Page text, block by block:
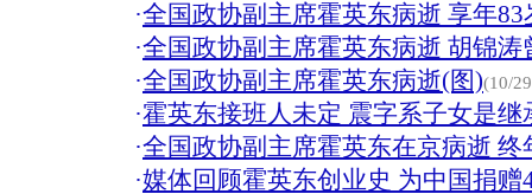
·全国政协副主席霍英东病逝 享年83
·全国政协副主席霍英东病逝 胡锦涛
·全国政协副主席霍英东病逝(图)(10/
·霍英东接班人未定 震字系子女是继
·全国政协副主席霍英东在京病逝 终
·媒体回顾霍英东创业史 为中国捐赠